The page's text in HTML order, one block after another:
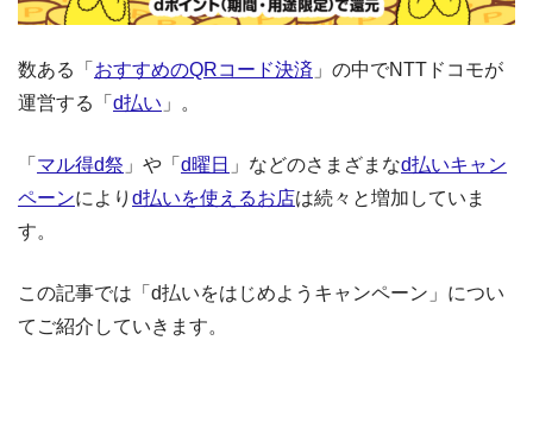
数ある「 おすすめのQRコード決済 」の中でNTTドコモが
運営する「 d払い 」。
「 マル得d祭 」や「 d曜日 」などのさまざまなd払いキャン
ペーンにより d払いを使えるお店は続々と増加していま
す。
この記事では「d払いをはじめようキャンペーン」につい
てご紹介していきます。